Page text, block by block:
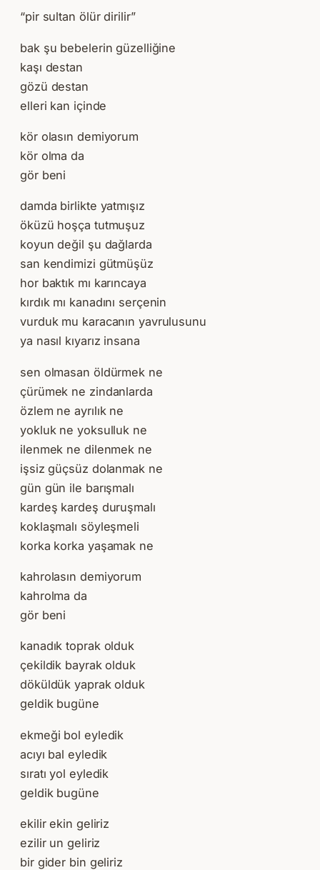
“pir sultan ölür dirilir”
bak şu bebelerin güzelliğine
kaşı destan
gözü destan
elleri kan içinde
kör olasın demiyorum
kör olma da
gör beni
damda birlikte yatmışız
öküzü hoşça tutmuşuz
koyun değil şu dağlarda
san kendimizi gütmüşüz
hor baktık mı karıncaya
kırdık mı kanadını serçenin
vurduk mu karacanın yavrulusunu
ya nasıl kıyarız insana
sen olmasan öldürmek ne
çürümek ne zindanlarda
özlem ne ayrılık ne
yokluk ne yoksulluk ne
ilenmek ne dilenmek ne
işsiz güçsüz dolanmak ne
gün gün ile barışmalı
kardeş kardeş duruşmalı
koklaşmalı söyleşmeli
korka korka yaşamak ne
kahrolasın demiyorum
kahrolma da
gör beni
kanadık toprak olduk
çekildik bayrak olduk
döküldük yaprak olduk
geldik bugüne
ekmeği bol eyledik
acıyı bal eyledik
sıratı yol eyledik
geldik bugüne
ekilir ekin geliriz
ezilir un geliriz
bir gider bin geliriz